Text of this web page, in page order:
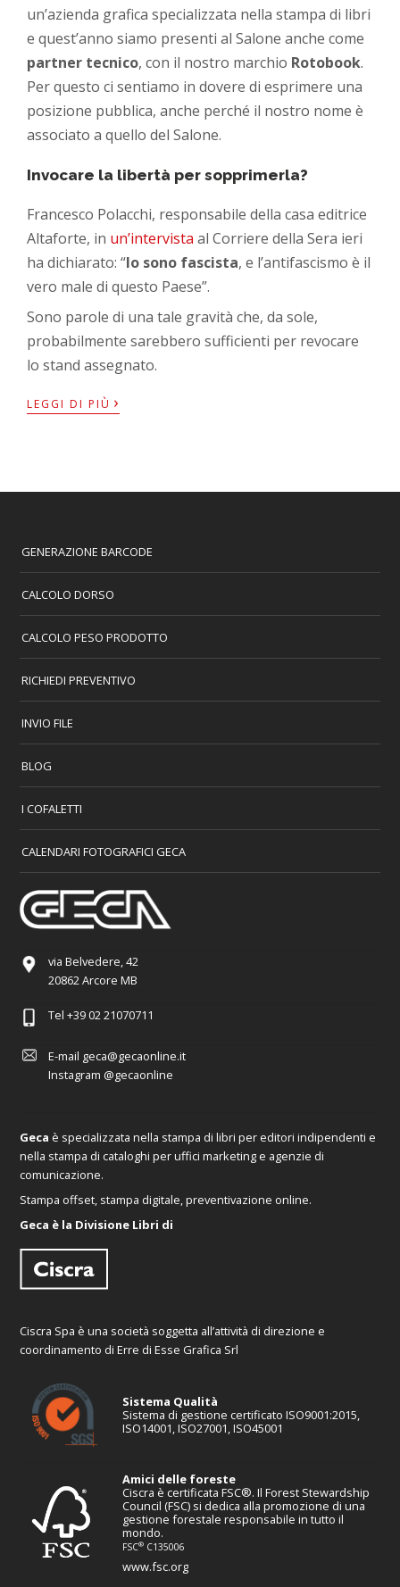
un’azienda grafica specializzata nella stampa di libri
e quest’anno siamo presenti al Salone anche come
partner tecnico, con il nostro marchio Rotobook.
Per questo ci sentiamo in dovere di esprimere una
posizione pubblica, anche perché il nostro nome è
associato a quello del Salone.
Invocare la libertà per sopprimerla?
Francesco Polacchi, responsabile della casa editrice
Altaforte, in un’intervista al Corriere della Sera ieri
ha dichiarato: “Io sono fascista, e l’antifascismo è il
vero male di questo Paese”.
Sono parole di una tale gravità che, da sole,
probabilmente sarebbero sufficienti per revocare
lo stand assegnato.
LEGGI DI PIÙ ›
GENERAZIONE BARCODE
CALCOLO DORSO
CALCOLO PESO PRODOTTO
RICHIEDI PREVENTIVO
INVIO FILE
BLOG
I COFALETTI
CALENDARI FOTOGRAFICI GECA
via Belvedere, 42
20862 Arcore MB
Tel +39 02 21070711
E-mail geca@gecaonline.it
Instagram @gecaonline
Geca è specializzata nella stampa di libri per editori indipendenti e
nella stampa di cataloghi per uffici marketing e agenzie di
comunicazione.
Stampa offset, stampa digitale, preventivazione online.
Geca è la Divisione Libri di
Ciscra Spa è una società soggetta all’attività di direzione e
coordinamento di Erre di Esse Grafica Srl
Sistema Qualità
Sistema di gestione certificato ISO9001:2015,
ISO14001, ISO27001, ISO45001
Amici delle foreste
Ciscra è certificata FSC®. Il Forest Stewardship
Council (FSC) si dedica alla promozione di una
gestione forestale responsabile in tutto il
mondo.
FSC® C135006
www.fsc.org